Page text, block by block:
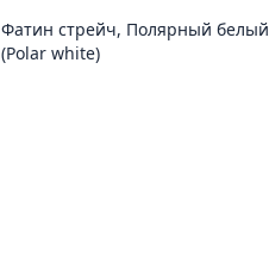
Фатин стрейч, Полярный белый
(Polar white)